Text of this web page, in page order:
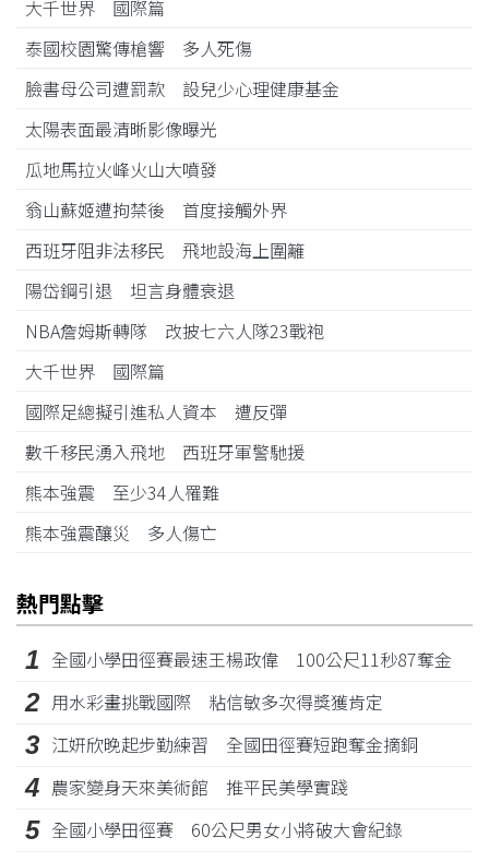
大千世界 國際篇
泰國校園驚傳槍響 多人死傷
臉書母公司遭罰款 設兒少心理健康基金
太陽表面最清晰影像曝光
瓜地馬拉火峰火山大噴發
翁山蘇姬遭拘禁後 首度接觸外界
西班牙阻非法移民 飛地設海上圍籬
陽岱鋼引退 坦言身體衰退
NBA詹姆斯轉隊 改披七六人隊23戰袍
大千世界 國際篇
國際足總擬引進私人資本 遭反彈
數千移民湧入飛地 西班牙軍警馳援
熊本強震 至少34人罹難
熊本強震釀災 多人傷亡
熱門點擊
1 全國小學田徑賽最速王楊政偉 100公尺11秒87奪金
2 用水彩畫挑戰國際 粘信敏多次得獎獲肯定
3 江姸欣晚起步勤練習 全國田徑賽短跑奪金摘銅
4 農家變身天來美術館 推平民美學實踐
5 全國小學田徑賽 60公尺男女小將破大會紀錄